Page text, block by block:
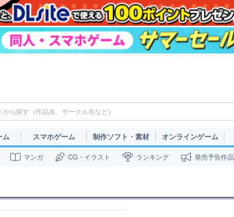
ム スマホゲーム 制作ソフト・素材 オンラインゲーム
マンガ CG・イラスト ランキング 発売予告作品